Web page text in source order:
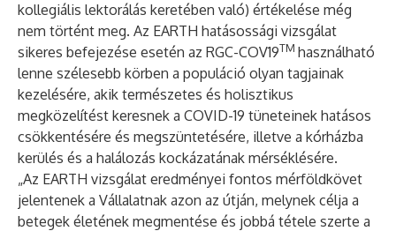
kollegiális lektorálás keretében való) értékelése még
nem történt meg. Az EARTH hatásossági vizsgálat
sikeres befejezése esetén az RGC-COV19TM használható
lenne szélesebb körben a populáció olyan tagjainak
kezelésére, akik természetes és holisztikus
megközelítést keresnek a COVID-19 tüneteinek hatásos
csökkentésére és megszüntetésére, illetve a kórházba
kerülés és a halálozás kockázatának mérséklésére.
„Az EARTH vizsgálat eredményei fontos mérföldkövet
jelentenek a Vállalatnak azon az útján, melynek célja a
betegek életének megmentése és jobbá tétele szerte a